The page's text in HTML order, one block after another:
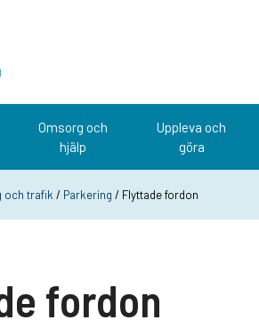
Omsorg och
hjälp
Uppleva och
göra
och trafik / Parkering / Flyttade fordon
fordon